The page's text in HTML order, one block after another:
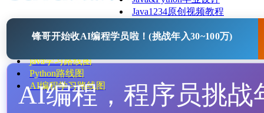
Java1234原创视频教程
Java开源项目
java学习路线图
Python路线图
AI编程学习路线图
锋哥开始收AI编程学员啦！(挑战年入30~100万)
AI编程，程序员挑战